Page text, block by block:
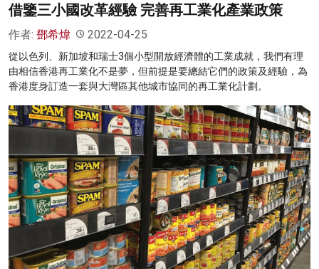
借鑒三小國改革經驗 完善再工業化產業政策
作者: 鄧希煒 2022-04-25
從以色列、新加坡和瑞士3個小型開放經濟體的工業成就，我們有理
由相信香港再工業化不是夢，但前提是要總結它們的政策及經驗，為
香港度身訂造一套與大灣區其他城市協同的再工業化計劃。